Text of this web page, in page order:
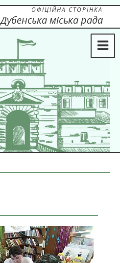
ОФІЦІЙНА СТОРІНКА
Дубенська міська рада